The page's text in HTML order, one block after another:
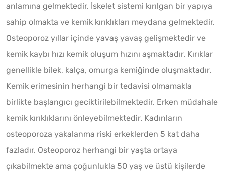
anlamına gelmektedir. İskelet sistemi kırılgan bir yapıya
sahip olmakta ve kemik kırıklıkları meydana gelmektedir.
Osteoporoz yıllar içinde yavaş yavaş gelişmektedir ve
kemik kaybı hızı kemik oluşum hızını aşmaktadır. Kırıklar
genellikle bilek, kalça, omurga kemiğinde oluşmaktadır.
Kemik erimesinin herhangi bir tedavisi olmamakla
birlikte başlangıcı geciktirilebilmektedir. Erken müdahale
kemik kırıklıklarını önleyebilmektedir. Kadınların
osteoporoza yakalanma riski erkeklerden 5 kat daha
fazladır. Osteoporoz herhangi bir yaşta ortaya
çıkabilmekte ama çoğunlukla 50 yaş ve üstü kişilerde